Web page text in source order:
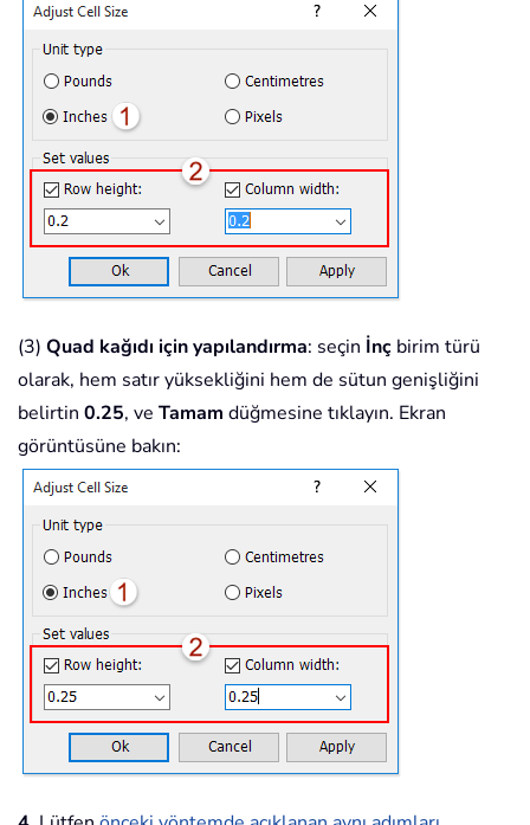
(3) Quad kağıdı için yapılandırma: seçin İnç birim türü
olarak, hem satır yüksekliğini hem de sütun genişliğini
belirtin 0.25, ve Tamam düğmesine tıklayın. Ekran
görüntüsüne bakın: